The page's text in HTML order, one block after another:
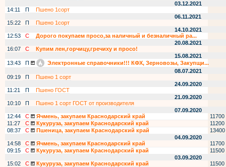
03.12.2021
14:11
П
Пшено 1сорт
06.11.2021
15:22
П
Пшено 1сорт
14.10.2021
12:53
С
Дорого покупаем просо,за наличный и безналичный ра...
20.08.2021
16:07
С
Купим лен,горчицу,гречиху и просо!
15.08.2021
13:43
П
Электронные справочники!!! КФХ, Зерновозы, Закупщи...
08.07.2021
09:19
П
Пшено 1 сорт
24.09.2020
11:21
П
Пшено ГОСТ
21.09.2020
10:10
П
Пшено 1 сорт ГОСТ от производителя
07.09.2020
12:44
С Ячмень, закупаем Краснодарский край
11700
11:27
С Кукуруза, закупаем Краснодарский край
11200
08:37
С Пшеница, закупаем Краснодарский край
13400
04.09.2020
14:58
С Ячмень, закупаем Краснодарский край
11700
09:15
С Кукуруза, закупаем Краснодарский край
11500
03.09.2020
15:02
С Кукуруза, закупаем Краснодарский край
11500